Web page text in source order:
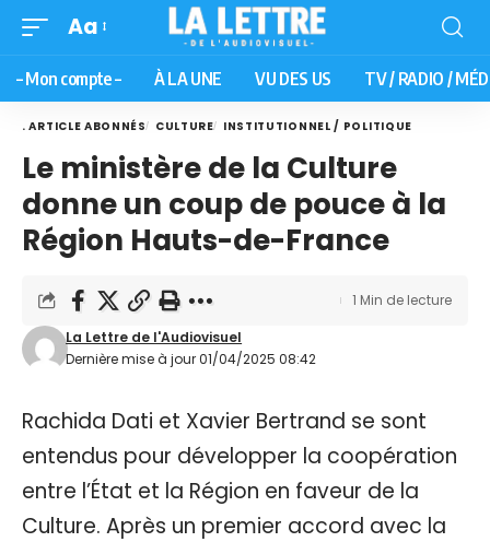
Aa
– Mon compte – À LA UNE VU DES US TV / RADIO /
. ARTICLE ABONNÉS CULTURE INSTITUTIONNEL / POLITIQUE
Le ministère de la Culture
donne un coup de pouce à la
Région Hauts-de-France
Dernière mise à jour 01/04/2025 08:42
La Lettre de l'Audiovisuel
1 Min de lecture
Rachida Dati et Xavier Bertrand se sont
entendus pour développer la coopération
entre l’État et la Région en faveur de la
Culture. Après un premier accord avec la